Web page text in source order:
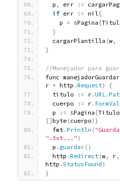
  p
, err : =
if err ! = nil{
    p
= &Pagina{
}
  cargarPlantilla
(w ,
}
//Manejador para
func manejadorGuardar
r * http .Request)
{
  titulo
: = r .URL .
  cuerpo
: = r .
  p
: = &Pagina{Titulo
[]byte (cuerpo) }
  fmt
.Println (
".txt...")
  p
. guardar ()
  http
.Redirect (w , r ,
http .StatusFound)
}